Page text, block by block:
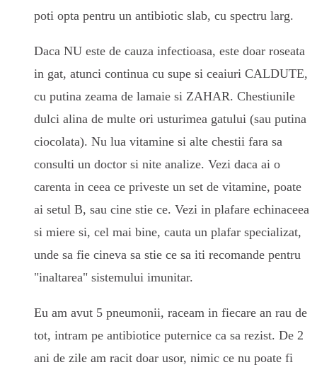
poti opta pentru un antibiotic slab, cu spectru larg.
Daca NU este de cauza infectioasa, este doar roseata
in gat, atunci continua cu supe si ceaiuri CALDUTE,
cu putina zeama de lamaie si ZAHAR. Chestiunile
dulci alina de multe ori usturimea gatului (sau putina
ciocolata). Nu lua vitamine si alte chestii fara sa
consulti un doctor si nite analize. Vezi daca ai o
carenta in ceea ce priveste un set de vitamine, poate
ai setul B, sau cine stie ce. Vezi in plafare echinaceea
si miere si, cel mai bine, cauta un plafar specializat,
unde sa fie cineva sa stie ce sa iti recomande pentru
"inaltarea" sistemului imunitar.
Eu am avut 5 pneumonii, raceam in fiecare an rau de
tot, intram pe antibiotice puternice ca sa rezist. De 2
ani de zile am racit doar usor, nimic ce nu poate fi